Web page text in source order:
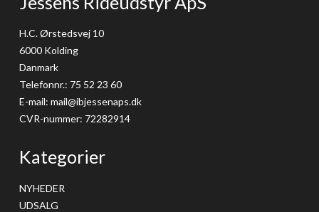
H.C. Ørstedsvej 10
6000 Kolding
Danmark
Telefonnr.: 75 52 23 60
E-mail: mail@ibjessenaps.dk
CVR-nummer: 72282914
Kategorier
NYHEDER
UDSALG